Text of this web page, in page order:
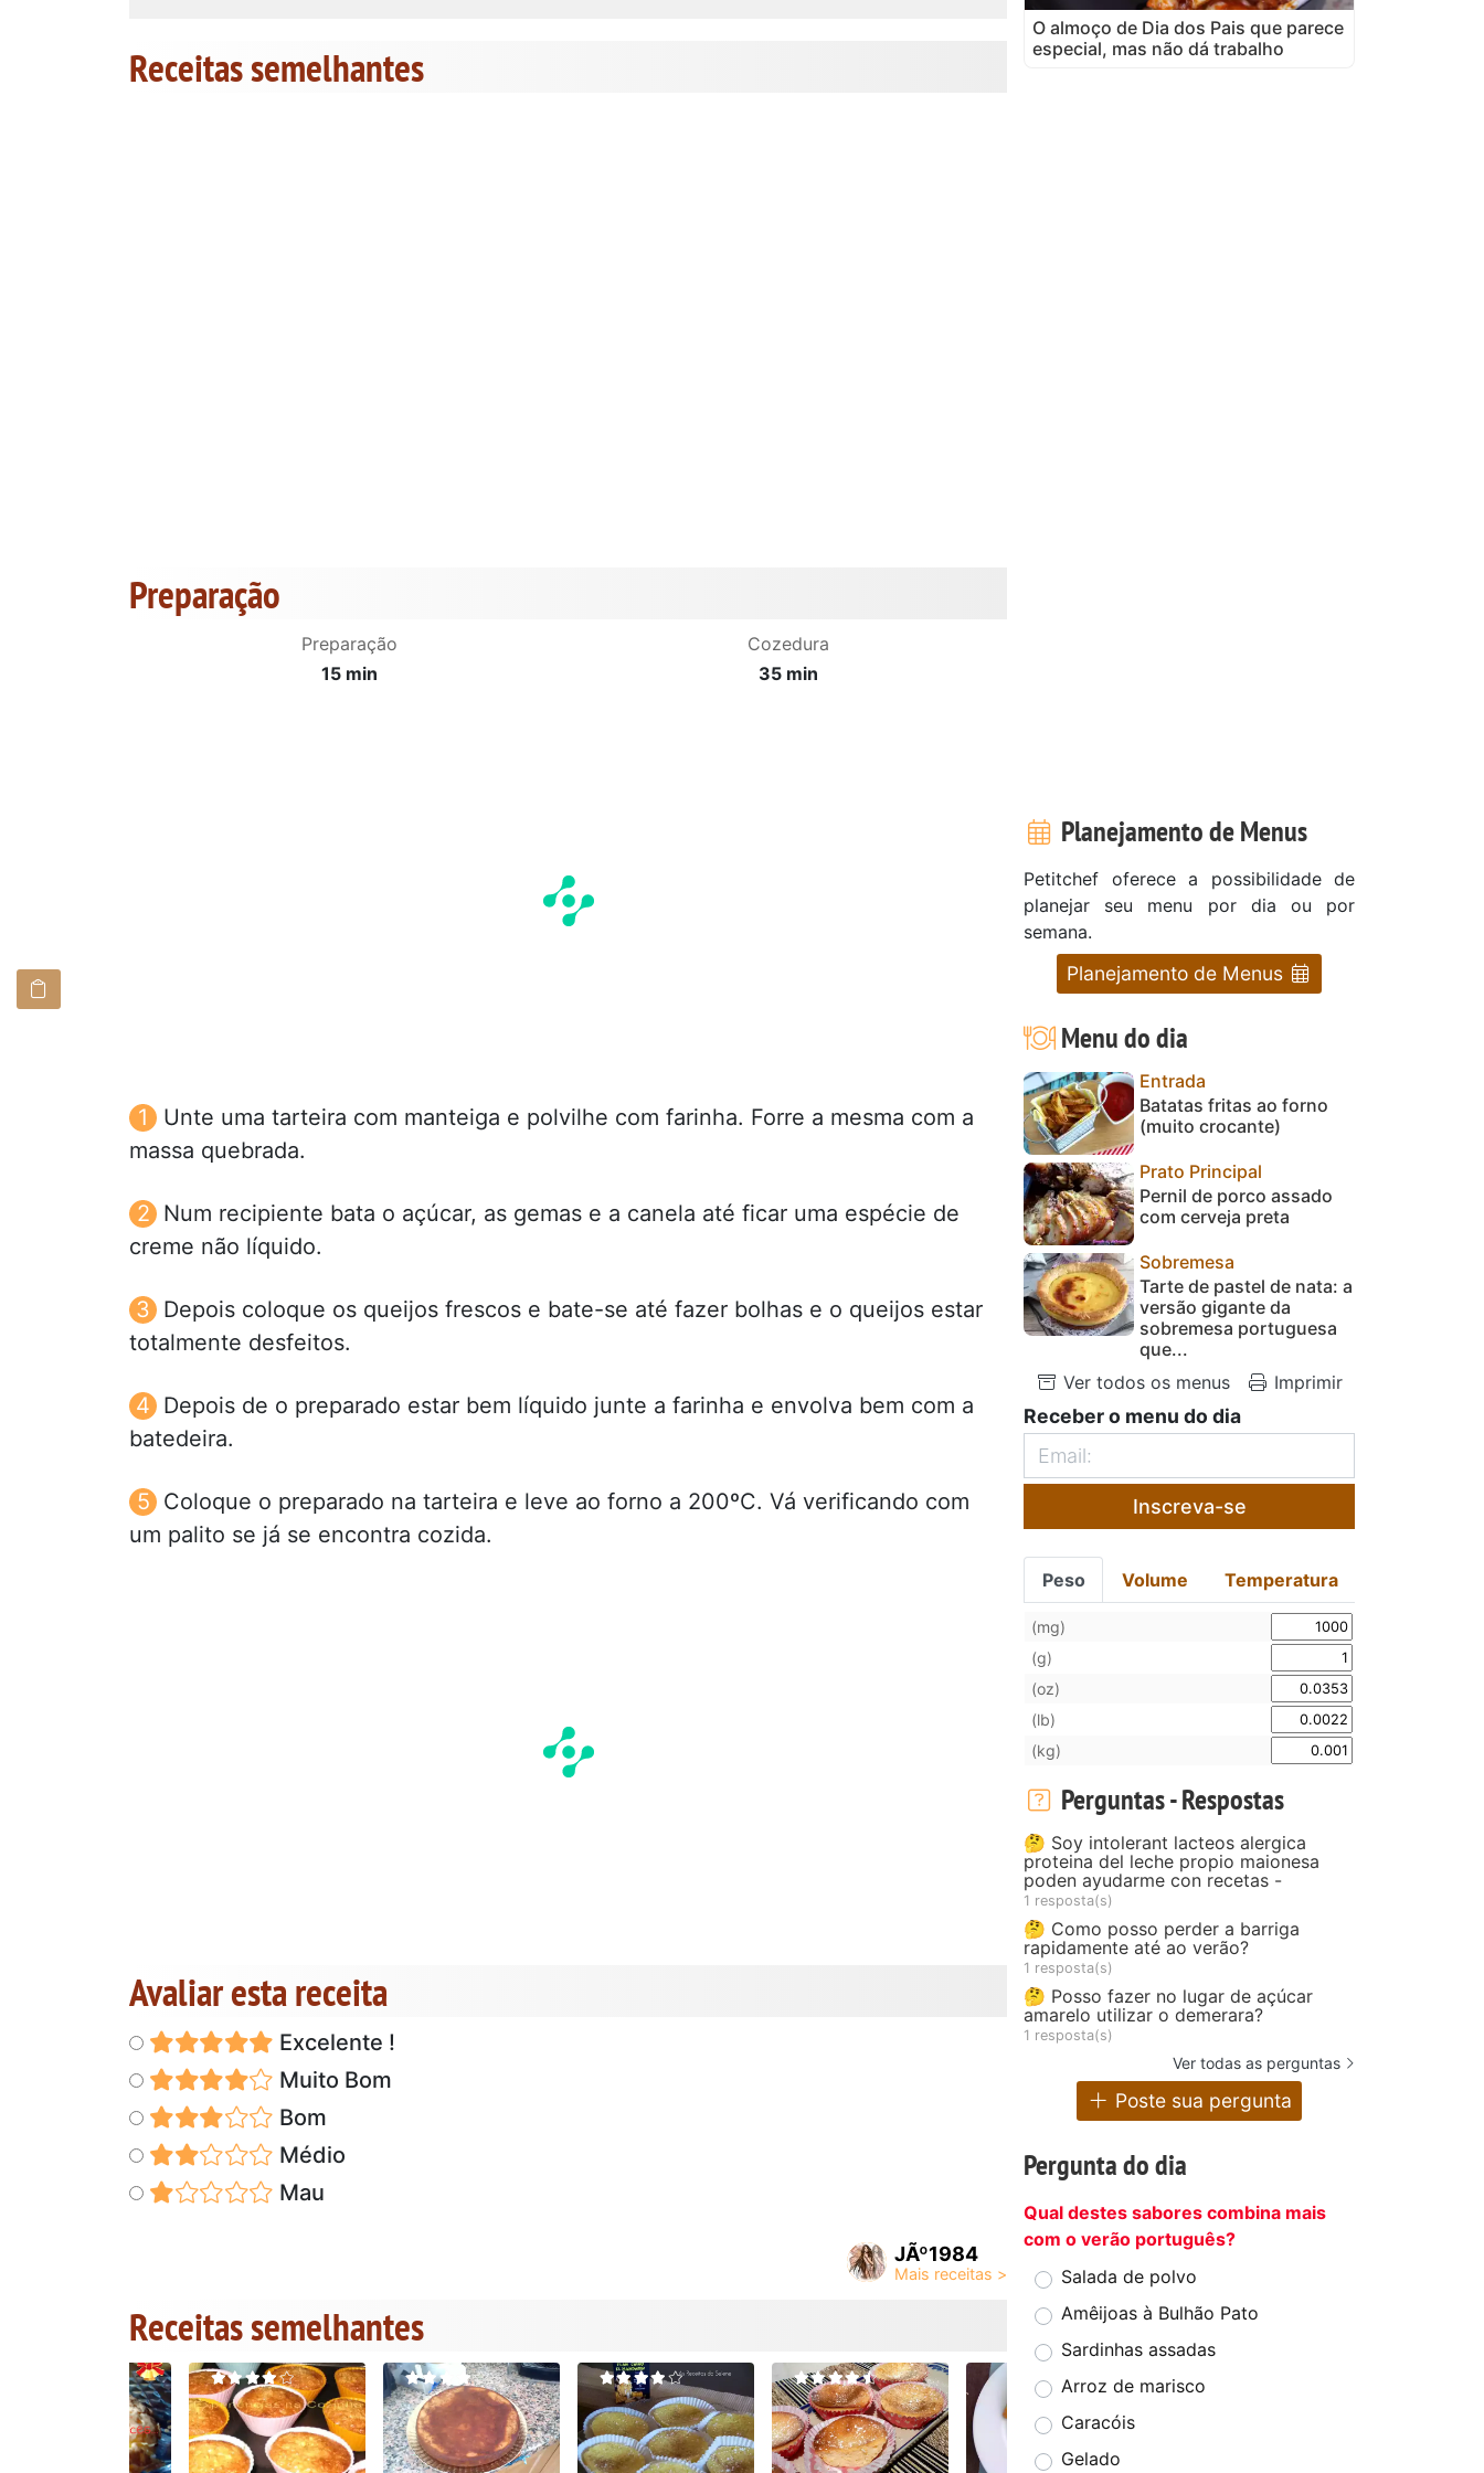
Receitas semelhantes
Preparação
Preparação
15 min
Cozedura
35 min
Unte uma tarteira com manteiga e polvilhe com farinha. Forre a mesma com a
massa quebrada.
Num recipiente bata o açúcar, as gemas e a canela até ficar uma espécie de
creme não líquido.
Depois coloque os queijos frescos e bate-se até fazer bolhas e o queijos estar
totalmente desfeitos.
Depois de o preparado estar bem líquido junte a farinha e envolva bem com a
batedeira.
Coloque o preparado na tarteira e leve ao forno a 200ºC. Vá verificando com
um palito se já se encontra cozida.
Avaliar esta receita
Excelente !
Muito Bom
Bom
Médio
Mau
JÃº1984
Receitas semelhantes
O almoço de Dia dos Pais que parece
especial, mas não dá trabalho
Planejamento de Menus
Petitchef oferece a possibilidade de
planejar seu menu por dia ou por
semana.
Planejamento de Menus
Menu do dia
Entrada
Batatas fritas ao forno
(muito crocante)
Prato Principal
Pernil de porco assado
com cerveja preta
Sobremesa
Tarte de pastel de nata: a
versão gigante da
sobremesa portuguesa
que...
Ver todos os menus
Imprimir
Receber o menu do dia
Inscreva-se
Peso Volume Temperatura
(mg)
(g)
(oz)
(lb)
(kg)
Perguntas - Respostas
🤔 Soy intolerant lacteos alergica
proteina del leche propio maionesa
poden ayudarme con recetas -
1 resposta(s)
🤔 Como posso perder a barriga
rapidamente até ao verão?
1 resposta(s)
🤔 Posso fazer no lugar de açúcar
amarelo utilizar o demerara?
1 resposta(s)
Ver todas as perguntas
Poste sua pergunta
Pergunta do dia
Qual destes sabores combina mais
com o verão português?
Salada de polvo
Amêijoas à Bulhão Pato
Sardinhas assadas
Arroz de marisco
Caracóis
Gelado